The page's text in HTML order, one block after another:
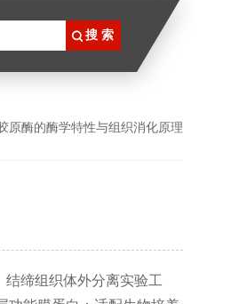
原酶的酶学特性与组织消化原理
缔组织体外分离实验工